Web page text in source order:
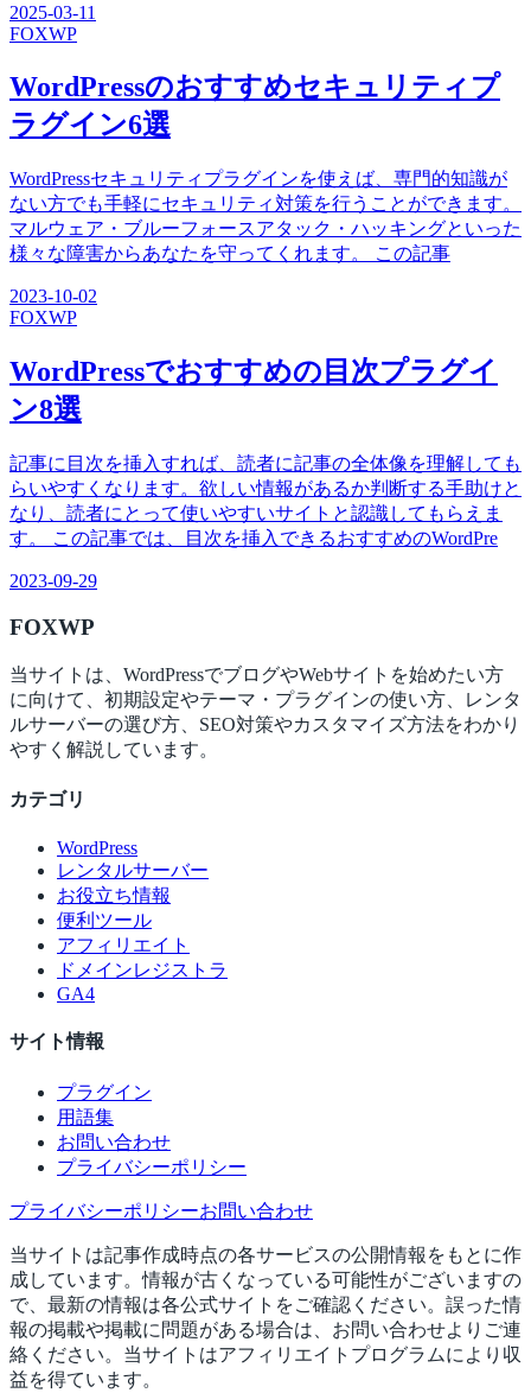
2025-03-11
FOXWP
WordPressのおすすめセキュリティプ
ラグイン6選
WordPressセキュリティプラグインを使えば、専門的知識が
ない方でも手軽にセキュリティ対策を行うことができます。
マルウェア・ブルーフォースアタック・ハッキングといった
様々な障害からあなたを守ってくれます。 この記事
2023-10-02
FOXWP
WordPressでおすすめの目次プラグイ
ン8選
記事に目次を挿入すれば、読者に記事の全体像を理解しても
らいやすくなります。欲しい情報があるか判断する手助けと
なり、読者にとって使いやすいサイトと認識してもらえま
す。 この記事では、目次を挿入できるおすすめのWordPre
2023-09-29
FOXWP
当サイトは、WordPressでブログやWebサイトを始めたい方
に向けて、初期設定やテーマ・プラグインの使い方、レンタ
ルサーバーの選び方、SEO対策やカスタマイズ方法をわかり
やすく解説しています。
カテゴリ
WordPress
レンタルサーバー
お役立ち情報
便利ツール
アフィリエイト
ドメインレジストラ
GA4
サイト情報
プラグイン
用語集
お問い合わせ
プライバシーポリシー
プライバシーポリシーお問い合わせ
当サイトは記事作成時点の各サービスの公開情報をもとに作
成しています。情報が古くなっている可能性がございますの
で、最新の情報は各公式サイトをご確認ください。誤った情
報の掲載や掲載に問題がある場合は、お問い合わせよりご連
絡ください。当サイトはアフィリエイトプログラムにより収
益を得ています。